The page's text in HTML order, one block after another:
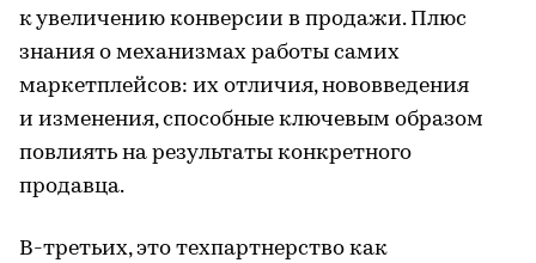
к увеличению конверсии в продажи. Плюс
знания о механизмах работы самих
маркетплейсов: их отличия, нововведения
и изменения, способные ключевым образом
повлиять на результаты конкретного
продавца.
В-третьих, это техпартнерство как